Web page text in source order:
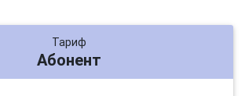
Тариф
Абонент